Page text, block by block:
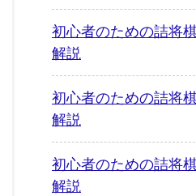
初心者のための詰
解説
初心者のための詰
解説
初心者のための詰
解説